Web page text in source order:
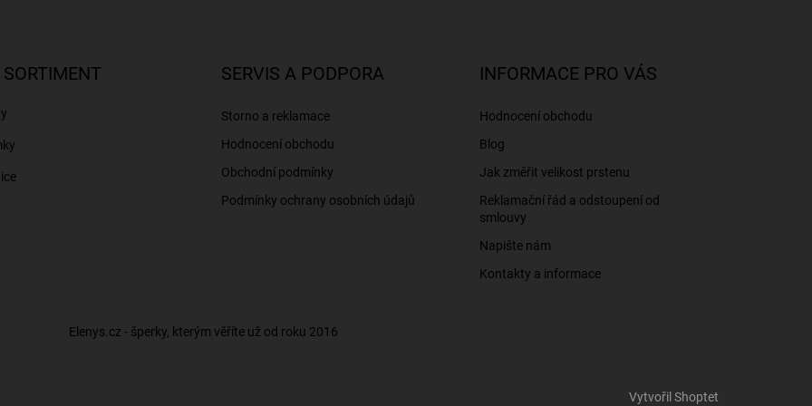
SERVIS A PODPORA
Storno a reklamace
Hodnocení obchodu
Obchodní podmínky
Podmínky ochrany osobních údajů
INFORMACE PRO VÁS
Hodnocení obchodu
Blog
Jak změřit velikost prstenu
Reklamační řád a odstoupení od
smlouvy
Napište nám
Kontakty a informace
Elenys.cz - šperky, kterým věříte už od roku 2016
Vytvořil Shoptet